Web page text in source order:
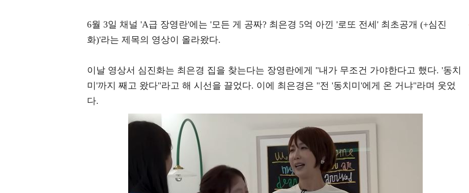
6월 3일 채널 'A급 장영란'에는 '모든 게 공짜? 최은경 5억 아낀 '로또 전세' 최초공개 (+심진
화)'라는 제목의 영상이 올라왔다.
이날 영상서 심진화는 최은경 집을 찾는다는 장영란에게 "내가 무조건 가야한다고 했다. '동치
미'까지 째고 왔다"라고 해 시선을 끌었다. 이에 최은경은 "전 '동치미'에게 온 거냐"라며 웃었
다.